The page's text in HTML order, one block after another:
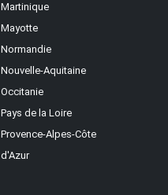
Martinique
Mayotte
Normandie
Nouvelle-Aquitaine
Occitanie
Pays de la Loire
Provence-Alpes-Côte
d'Azur